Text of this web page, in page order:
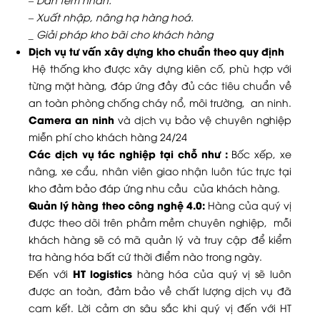
– Xuất nhập, nâng hạ hàng hoá.
_ Giải pháp kho bãi cho khách hàng
Dịch vụ tư vấn xây dựng kho chuẩn theo quy định
Hệ thống kho được xây dựng kiên cố, phù hợp với
từng mặt hàng, đáp ứng đầy đủ các tiêu chuẩn về
an toàn phòng chống cháy nổ, môi trường, an ninh.
Camera an ninh và dịch vụ bảo vệ chuyên nghiệp
miễn phí cho khách hàng 24/24
Các dịch vụ tác nghiệp tại chỗ như :Bốc xếp, xe
nâng, xe cẩu, nhân viên giao nhận luôn túc trực tại
kho đảm bảo đáp ứng nhu cầu của khách hàng.
Quản lý hàng theo công nghệ 4.0: Hàng của quý vị
được theo dõi trên phầm mềm chuyên nghiệp, mỗi
khách hàng sẽ có mã quản lý và truy cập để kiểm
tra hàng hóa bất cứ thời điểm nào trong ngày.
Đến với HT logistics hàng hóa của quý vị sẽ luôn
được an toàn, đảm bảo về chất lượng dịch vụ đã
cam kết. Lời cảm ơn sâu sắc khi quý vị đến với HT